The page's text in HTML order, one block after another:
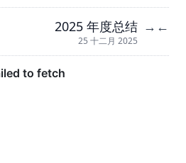
2025 年度总结
25 十二月 2025
→ ←